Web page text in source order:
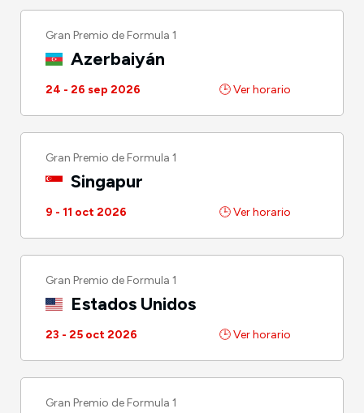
Gran Premio de Formula 1
Azerbaiyán
24 - 26 sep 2026 🕒 Ver horario
Gran Premio de Formula 1
Singapur
9 - 11 oct 2026 🕒 Ver horario
Gran Premio de Formula 1
Estados Unidos
23 - 25 oct 2026 🕒 Ver horario
Gran Premio de Formula 1